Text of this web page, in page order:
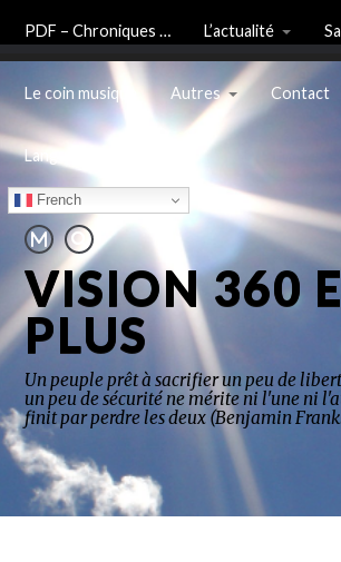
PDF – Chroniques … L’actualité
Le coin musique Autres Contact
Langue
French
VISION 360
PLUS
Un peuple prêt à sacrifier un peu de
un peu de sécurité ne mérite ni l'une ni
finit par perdre les deux (Benjamin